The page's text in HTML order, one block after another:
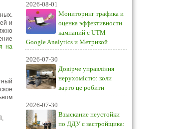
и
на
2026-08-01
Мониторинг трафика и
оценка эффективности
кампаний с UTM
Google Analytics и Метрикой
2026-07-30
Довірче управління
нерухомістю: коли
варто це робити
2026-07-30
Взыскание неустойки
по ДДУ с застройщика: